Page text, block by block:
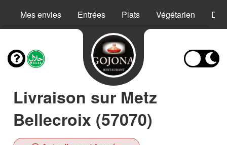
Mes envies Entrées Plats Végétarien
Livraison sur Metz
Bellecroix (57070)